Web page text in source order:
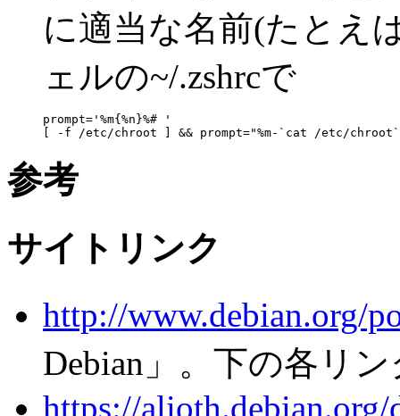
に適当な名前(たとえ
ェルの~/.zshrcで
prompt='%m{%n}%# '
参考
サイトリンク
http://www.debian.org/
Debian」。下の各リ
https://